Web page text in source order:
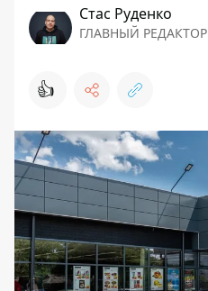
Стаc Руденко
ГЛАВНЫЙ РЕДАКТОР
👍